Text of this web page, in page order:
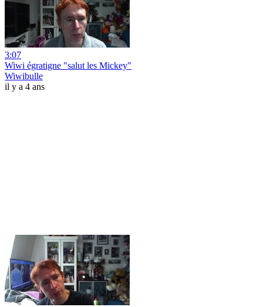
3:07
Wiwi égratigne "salut les Mickey"
Wiwibulle
il y a 4 ans